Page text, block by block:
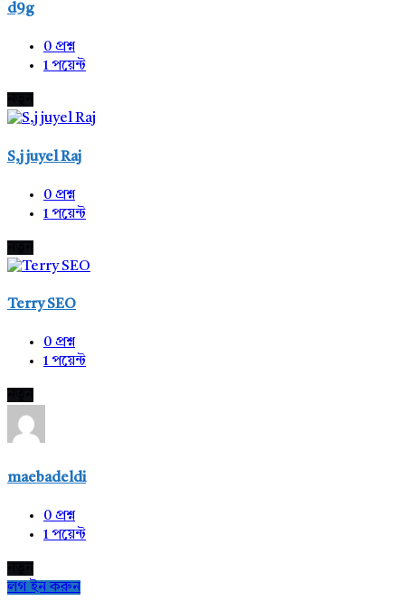
d9g
0 প্রশ্ন
1পয়েন্ট
S,j juyel Raj
0 প্রশ্ন
1পয়েন্ট
Terry SEO
0 প্রশ্ন
1পয়েন্ট
maebadeldi
0 প্রশ্ন
1পয়েন্ট
লগ ইন করুন